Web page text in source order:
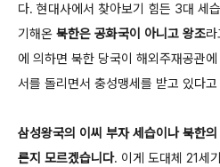
다. 현대사에서 찾아보기 힘든 3대 세
기해온 북한은 공화국이 아니고 왕조
에 의하면 북한 당국이 해외주재공관
서를 돌리면서 충성맹세를 받고 있다
삼성왕국의 이씨 부자 세습이나 북한
른지 모르겠습니다. 이게 도대체 21세